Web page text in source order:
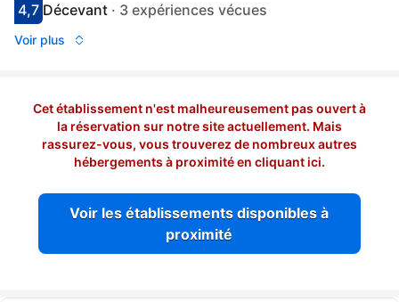
Avec une note de 4.7
4,7
décevantDécevant · 3 expériences vécues
Voir plus
Cet établissement n'est malheureusement pas ouvert à
la réservation sur notre site actuellement. Mais
rassurez-vous, vous trouverez de nombreux autres
hébergements à proximité en cliquant ici.
Voir les établissements disponibles à
proximité